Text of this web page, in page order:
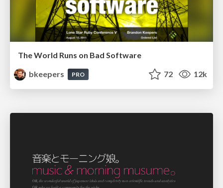
The World Runs on Bad Software
bkeepers
PRO 72 12k